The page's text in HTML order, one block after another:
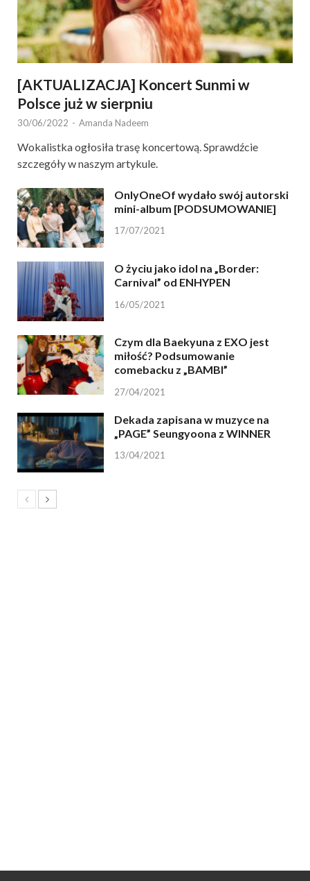
[AKTUALIZACJA] Koncert Sunmi w
Polsce już w sierpniu
30/06/2022 - Amanda Nadeem
Wokalistka ogłosiła trasę koncertową. Sprawdźcie
szczegóły w naszym artykule.
OnlyOneOf wydało swój autorski
mini-album [PODSUMOWANIE]
17/07/2021
O życiu jako idol na „Border:
Carnival” od ENHYPEN
16/05/2021
Czym dla Baekyuna z EXO jest
miłość? Podsumowanie
comebacku z „BAMBI”
27/04/2021
Dekada zapisana w muzyce na
„PAGE” Seungyoona z WINNER
13/04/2021